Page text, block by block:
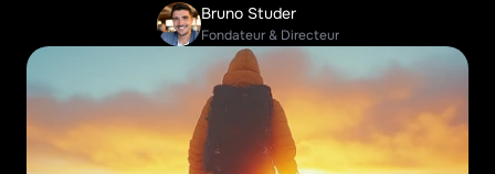
Bruno Studer
Fondateur & Directeur